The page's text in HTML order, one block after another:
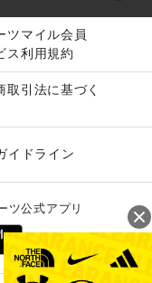
ツマイル会員
ス利用規約
取引法に基づく
イドライン
ツ公式アプリ